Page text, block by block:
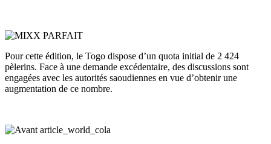
Pour cette édition, le Togo dispose d’un quota initial de 2 424
pèlerins. Face à une demande excédentaire, des discussions sont
engagées avec les autorités saoudiennes en vue d’obtenir une
augmentation de ce nombre.